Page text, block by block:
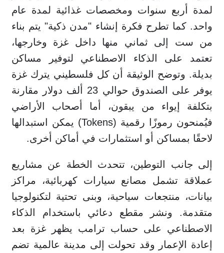
لمدة أربع سنوات ومخصصات غذائية لمدة عام
واحد. كما تطرح فكرة إنشاء "مدن ذكية" يتم بناء
من ست إلى ثماني منها داخل غزة وخارجها،
تعتمد على الذكاء الاصطناعي لتوفير مساكن
بديلة. وتوضح الوثيقة أن كل فلسطيني يترك غزة
يوفر على الصندوق حوالي 23 ألف دولار مقارنة
بتكلفة إيواء من يبقون، أما أصحاب الأراضي
فيُمنحون رموزًا رقمية (Tokens) يمكن استبدالها
لاحقًا بمساكن أو استثمارات في أماكن أخرى.
إلى جانب التوطين، تتحدث الخطة عن مشاريع
عملاقة تشمل مصانع سيارات كهربائية، مراكز
بيانات، منتجعات سياحية، وبنى تحتية لتكنولوجيا
متقدمة. ونشر مقطع دعائي باستخدام الذكاء
الاصطناعي على حساب ترامب يظهر غزة بعد
إعادة الإعمار وقد تحولت إلى مدينة عالمية تضم